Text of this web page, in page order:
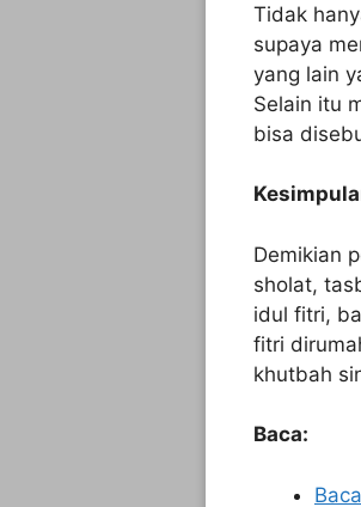
Tidak
supaya
yang lain
Selain itu
bisa
Demikian
sholat,
idul fitri,
fitri
khutbah
Baca: